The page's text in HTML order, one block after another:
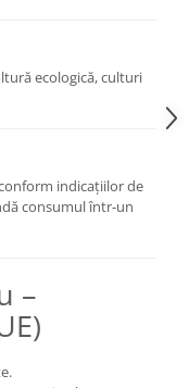
ecologică, culturi
indicațiilor de
consumul într-un
–